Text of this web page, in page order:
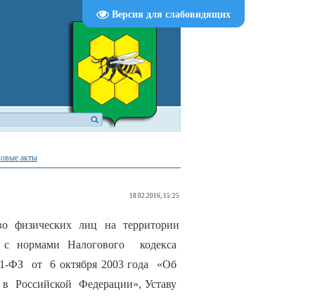
Версия для слабовидящих
акты
18.02.2016, 15:25
физических лиц на территории
с нормами Налогового кодекса
ФЗ от 6 октября 2003 года «Об
Российской Федерации», Уставу